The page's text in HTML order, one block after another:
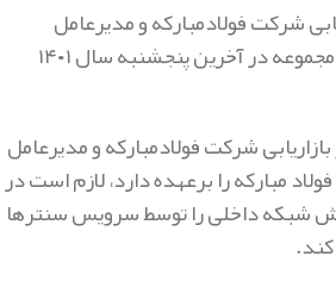
شرکت فولادمبارکه و مدیرعامل
هلدینگ فولادمتیل، مشاور برنامه‌ریزی استراتژیک سازمان، مدیران و اعضای کمیته تحول این مجموعه در آخرین پنجشنبه سال ۱۴۰۱
شرکت فولادمبارکه و مدیرعامل
شبکه داخلی را توسط سرویس سنترها